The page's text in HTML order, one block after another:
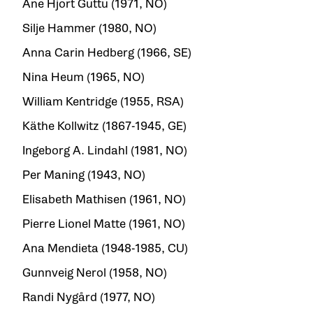
Ane Hjort Guttu (1971, NO)
Silje Hammer (1980, NO)
Anna Carin Hedberg (1966, SE)
Nina Heum (1965, NO)
William Kentridge (1955, RSA)
Käthe Kollwitz (1867-1945, GE)
Ingeborg A. Lindahl (1981, NO)
Per Maning (1943, NO)
Elisabeth Mathisen (1961, NO)
Pierre Lionel Matte (1961, NO)
Ana Mendieta (1948-1985, CU)
Gunnveig Nerol (1958, NO)
Randi Nygård (1977, NO)